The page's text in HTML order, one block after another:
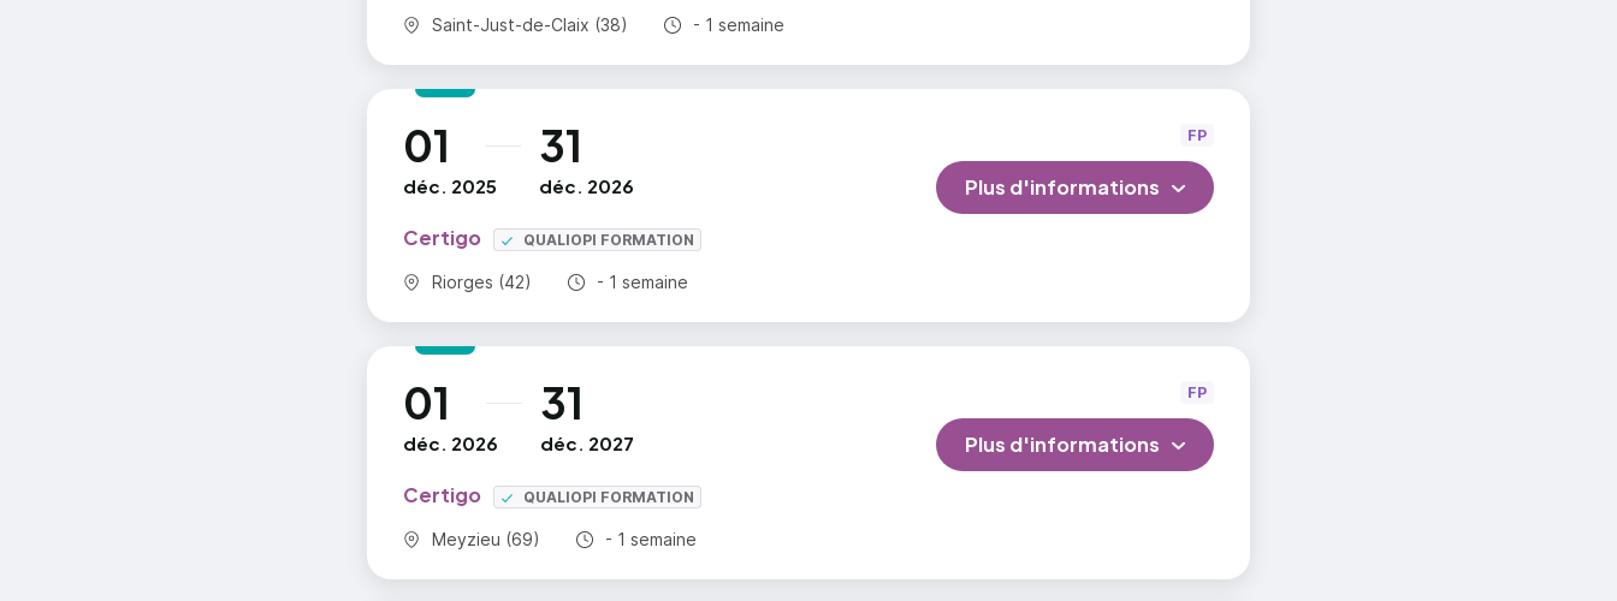
Commune :
Saint-Just-de-Claix (38) Durée totale :
- 1 semaine
01
déc. 2025
au 31
déc. 2026
Certigo QUALIOPI FORMATION
Commune :
Riorges (42) Durée totale :
- 1 semaine
FP
Plus d'informations
01
déc. 2026
au 31
déc. 2027
Certigo QUALIOPI FORMATION
Commune :
Meyzieu (69) Durée totale :
- 1 semaine
FP
Plus d'informations